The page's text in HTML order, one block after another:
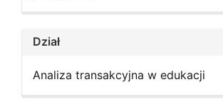
Dział
Analiza transakcyjna w edukacji